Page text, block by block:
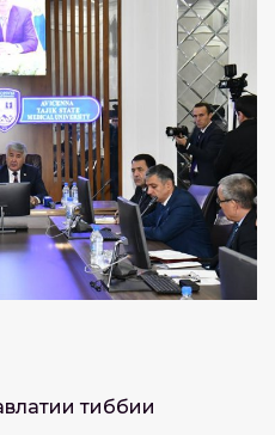
тиббии